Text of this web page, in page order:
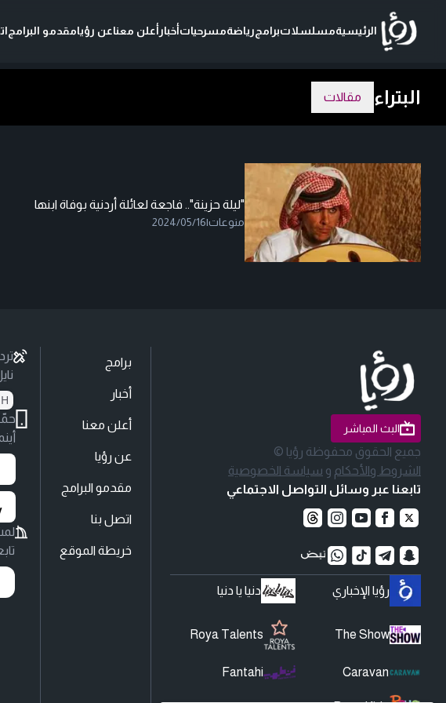
الرئيسيةمسلسلاتبرامجرياضةمسرحياتأخبارأعلن معناعن رؤيامقدمو البرامج
البتراء مقالات
"ليلة حزينة".. فاجعة لعائلة أردنية بوفاة ابنها
منوعات|
2024/05/16
البث المباشر
جميع الحقوق محفوظة رؤيا ©
الشروط والأحكام و سياسة الخصوصية
تابعنا عبر وسائل التواصل الاجتماعي
رؤيا الإخباري دنيا يا دنيا
The Show
Roya Talents
Caravan
Fantahi
برامج
أخبار
أعلن معنا
عن رؤيا
مقدمو البرامج
اتصل بنا
خريطة الموقع